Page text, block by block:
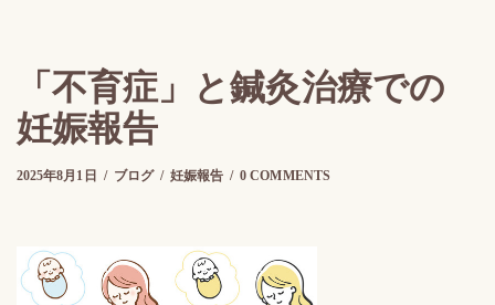
「不育症」と鍼灸治療での
妊娠報告
2025年8月1日
2025年8月1日 ブログ 妊娠報告 0 COMMENTS
byさらのて